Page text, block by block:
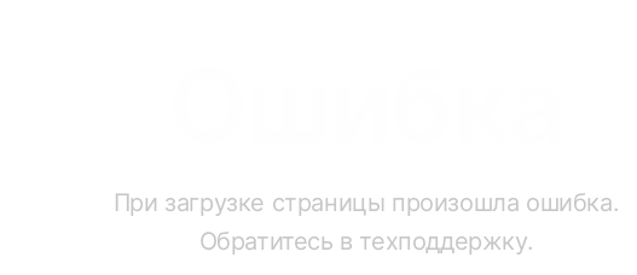
При загрузке страницы произошла ошибка.
Обратитесь в техподдержку.